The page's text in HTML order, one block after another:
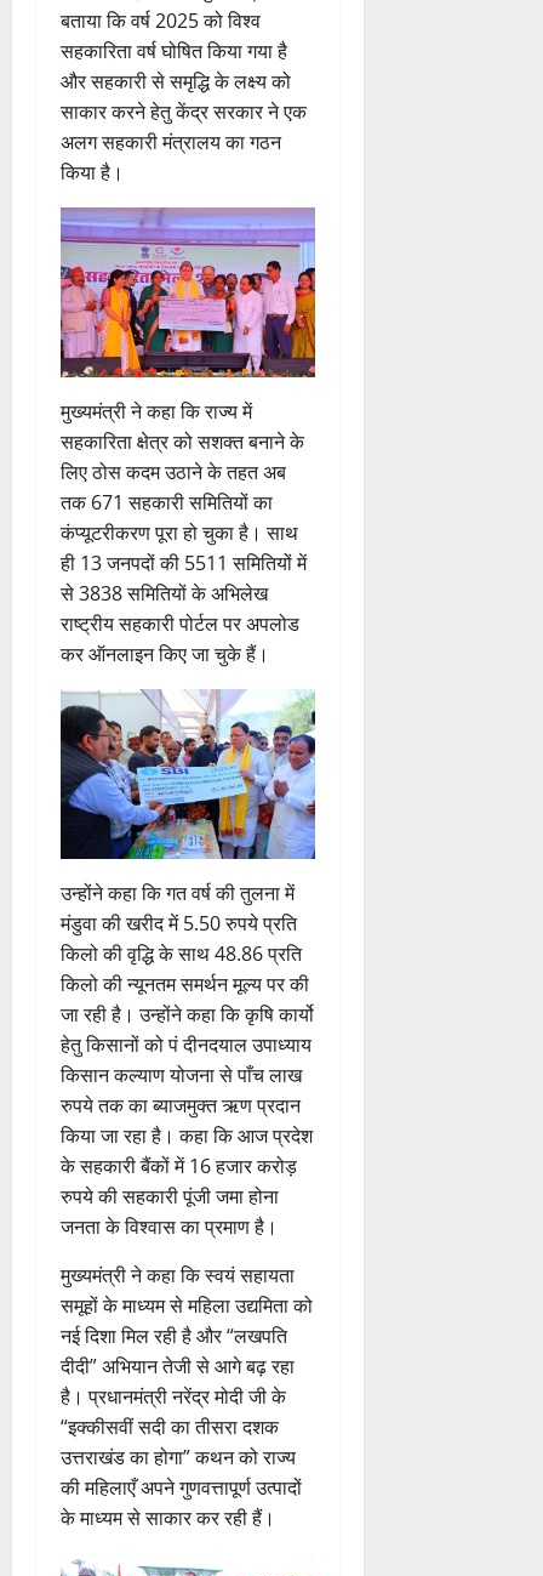
बताया कि वर्ष 2025 को विश्व
सहकारिता वर्ष घोषित किया गया है
और सहकारी से समृद्धि के लक्ष्य को
साकार करने हेतु केंद्र सरकार ने एक
अलग सहकारी मंत्रालय का गठन
किया है।
मुख्यमंत्री ने कहा कि राज्य में
सहकारिता क्षेत्र को सशक्त बनाने के
लिए ठोस कदम उठाने के तहत अब
तक 671 सहकारी समितियों का
कंप्यूटरीकरण पूरा हो चुका है। साथ
ही 13 जनपदों की 5511 समितियों में
से 3838 समितियों के अभिलेख
राष्ट्रीय सहकारी पोर्टल पर अपलोड
कर ऑनलाइन किए जा चुके हैं।
उन्होंने कहा कि गत वर्ष की तुलना में
मंडुवा की खरीद में 5.50 रुपये प्रति
किलो की वृद्धि के साथ 48.86 प्रति
किलो की न्यूनतम समर्थन मूल्य पर की
जा रही है। उन्होंने कहा कि कृषि कार्यो
हेतु किसानों को पं दीनदयाल उपाध्याय
किसान कल्याण योजना से पाँच लाख
रुपये तक का ब्याजमुक्त ऋण प्रदान
किया जा रहा है। कहा कि आज प्रदेश
के सहकारी बैंकों में 16 हजार करोड़
रुपये की सहकारी पूंजी जमा होना
जनता के विश्वास का प्रमाण है।
मुख्यमंत्री ने कहा कि स्वयं सहायता
समूहों के माध्यम से महिला उद्यमिता को
नई दिशा मिल रही है और “लखपति
दीदी” अभियान तेजी से आगे बढ़ रहा
है। प्रधानमंत्री नरेंद्र मोदी जी के
“इक्कीसवीं सदी का तीसरा दशक
उत्तराखंड का होगा” कथन को राज्य
की महिलाएँ अपने गुणवत्तापूर्ण उत्पादों
के माध्यम से साकार कर रही हैं।